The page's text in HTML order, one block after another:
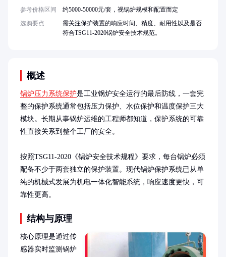
概述
锅炉压力系统保护是工业锅炉安全运行的最后防线，一套完
整的保护系统通常包括压力保护、水位保护和温度保护三大
模块。长期从事锅炉运维的工程师都知道，保护系统的可靠
性直接关系到整个工厂的安全。
按照TSG11-2020《锅炉安全技术规程》要求，每台锅炉必须
配备不少于两套独立的保护装置。现代锅炉保护系统已从单
纯的机械式发展为机电一体化智能系统，响应速度更快，可
靠性更高。
结构与原理
核心原理是通过传
感器实时监测锅炉
参考价格区间
约5000-50000元/套，视锅炉规模和配置而定
选购要点
需关注保护装置的响应时间、精度、耐用性以及是否
符合TSG11-2020锅炉安全技术规范。